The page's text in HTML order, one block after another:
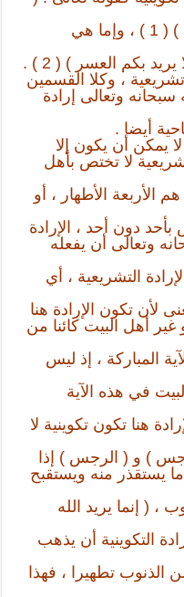
أراد شيئا أن يقول له كن فيكون ) ( 1 ) ، وإما هي
بكم العسر ) ( 2 ) .
تشريعية ، وكلا القسمين
وتعالى إرادة
أيضا .
يمكن أن يكون إلا
لا تختص بأهل
الأربعة الأطهار ، أو
بأحد دون أحد ، الإرادة
وتعالى أن يفعله
التشريعية ، أي
لأن تكون الإرادة هنا
أهل البيت كائنا من
المباركة ، إذ ليس
في هذه الآية
هنا تكون تكوينية لا
) و ( الرجس ) إذا
يستقذر منه ويستقبح
، ( إنما يريد الله
التكوينية أن يذهب
الذنوب تطهيرا ، فهذا